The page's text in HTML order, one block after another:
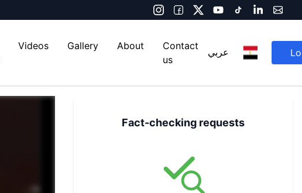
Videos Gallery About
Contact
us
عربي
Fact-checking requests